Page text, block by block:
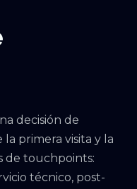
decisión de
primera visita y la
de touchpoints:
técnico, post-